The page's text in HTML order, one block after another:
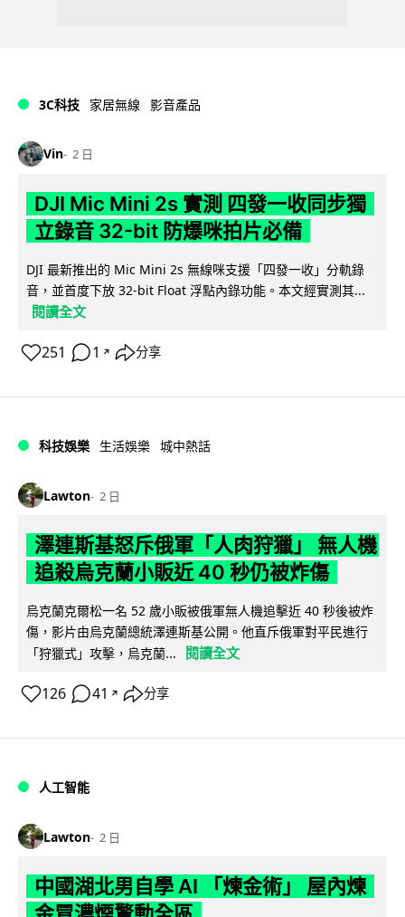
3C科技 家居無線 影音產品
Vin 2 日
DJI Mic Mini 2s 實測 四發一收同步獨
立錄音 32-bit 防爆咪拍片必備
DJI 最新推出的 Mic Mini 2s 無線咪支援「四發一收」分軌錄
音，並首度下放 32-bit Float 浮點內錄功能。本文經實測其...
閱讀全文
251 1 ↗ 分享
科技娛樂 生活娛樂 城中熱話
Lawton 2 日
澤連斯基怒斥俄軍「人肉狩獵」 無人機
追殺烏克蘭小販近 40 秒仍被炸傷
烏克蘭克爾松一名 52 歲小販被俄軍無人機追擊近 40 秒後被炸
傷，影片由烏克蘭總統澤連斯基公開。他直斥俄軍對平民進行
「狩獵式」攻擊，烏克蘭...
閱讀全文
126 41 ↗ 分享
人工智能
Lawton 2 日
中國湖北男自學 AI 「煉金術」 屋內煉